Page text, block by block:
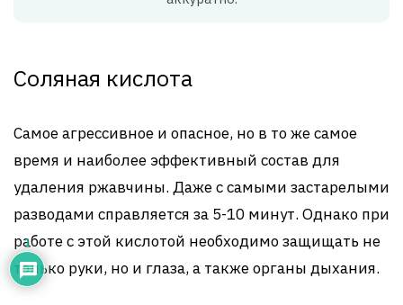
Соляная кислота
Самое агрессивное и опасное, но в то же самое
время и наиболее эффективный состав для
удаления ржавчины. Даже с самыми застарелыми
разводами справляется за 5-10 минут. Однако при
работе с этой кислотой необходимо защищать не
только руки, но и глаза, а также органы дыхания.
1